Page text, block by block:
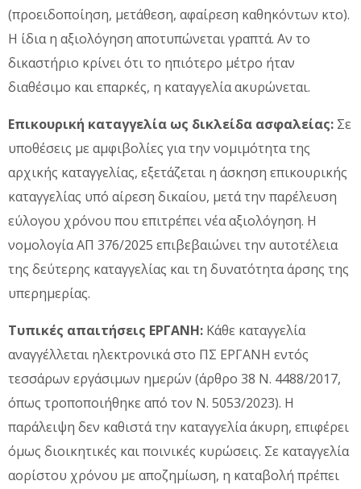
(προειδοποίηση, μετάθεση, αφαίρεση καθηκόντων κτο).
Η ίδια η αξιολόγηση αποτυπώνεται γραπτά. Αν το
δικαστήριο κρίνει ότι το ηπιότερο μέτρο ήταν
διαθέσιμο και επαρκές, η καταγγελία ακυρώνεται.
Επικουρική καταγγελία ως δικλείδα ασφαλείας: Σε
υποθέσεις με αμφιβολίες για την νομιμότητα της
αρχικής καταγγελίας, εξετάζεται η άσκηση επικουρικής
καταγγελίας υπό αίρεση δικαίου, μετά την παρέλευση
εύλογου χρόνου που επιτρέπει νέα αξιολόγηση. Η
νομολογία ΑΠ 376/2025 επιβεβαιώνει την αυτοτέλεια
της δεύτερης καταγγελίας και τη δυνατότητα άρσης της
υπερημερίας.
Τυπικές απαιτήσεις ΕΡΓΑΝΗ: Κάθε καταγγελία
αναγγέλλεται ηλεκτρονικά στο ΠΣ ΕΡΓΑΝΗ εντός
τεσσάρων εργάσιμων ημερών (άρθρο 38 Ν. 4488/2017,
όπως τροποποιήθηκε από τον Ν. 5053/2023). Η
παράλειψη δεν καθιστά την καταγγελία άκυρη, επιφέρει
όμως διοικητικές και ποινικές κυρώσεις. Σε καταγγελία
αορίστου χρόνου με αποζημίωση, η καταβολή πρέπει